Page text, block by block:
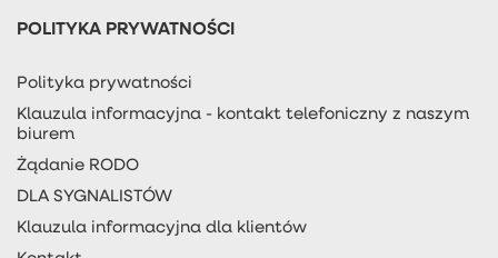
POLITYKA PRYWATNOŚCI
Polityka prywatności
Klauzula informacyjna - kontakt telefoniczny z naszym
biurem
Żądanie RODO
DLA SYGNALISTÓW
Klauzula informacyjna dla klientów